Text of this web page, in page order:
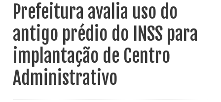
Prefeitura avalia uso do
antigo prédio do INSS para
implantação de Centro
Administrativo